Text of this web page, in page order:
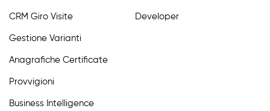
CRM Giro Visite
Gestione Varianti
Anagrafiche Certificate
Provvigioni
Business Intelligence
Developer